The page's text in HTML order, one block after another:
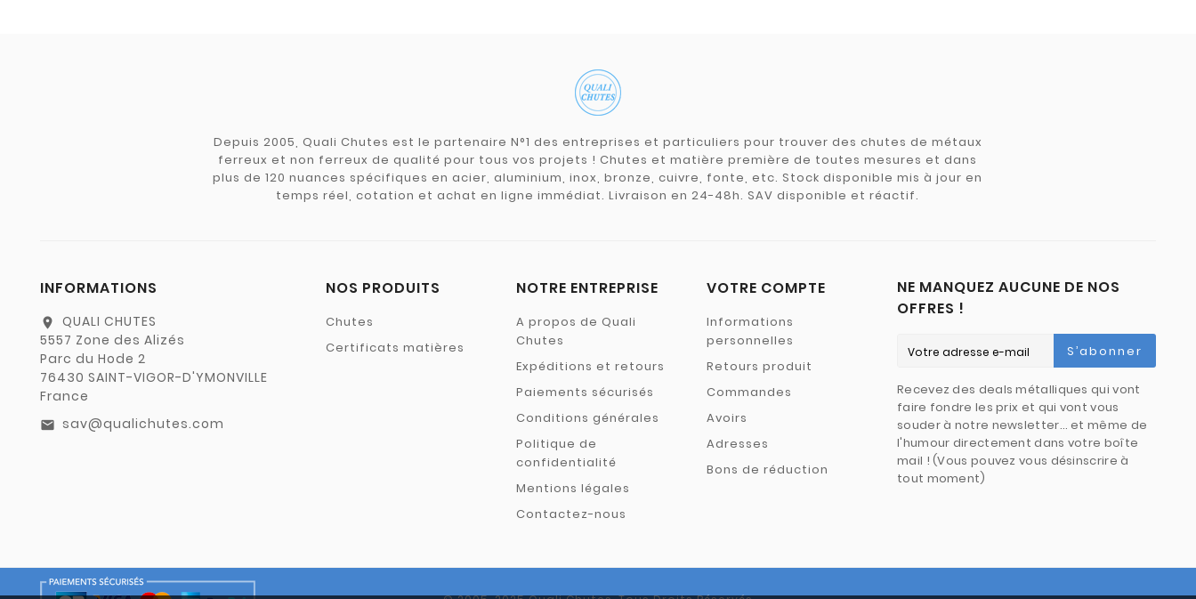
Depuis 2005, Quali Chutes est le partenaire N°1 des entreprises et particuliers pour trouver des chutes de métaux
ferreux et non ferreux de qualité pour tous vos projets ! Chutes et matière première de toutes mesures et dans
plus de 120 nuances spécifiques en acier, aluminium, inox, bronze, cuivre, fonte, etc. Stock disponible mis à jour en
temps réel, cotation et achat en ligne immédiat. Livraison en 24-48h. SAV disponible et réactif.
INFORMATIONS
location_on
QUALI CHUTES
5557 Zone des Alizés
Parc du Hode 2
76430 SAINT-VIGOR-D'YMONVILLE
France
email sav@qualichutes.com
NOS PRODUITS
Chutes
Certificats matières
NOTRE ENTREPRISE
A propos de Quali
Chutes
Expéditions et retours
Paiements sécurisés
Conditions générales
Politique de
confidentialité
Mentions légales
Contactez-nous
VOTRE COMPTE
Informations
personnelles
Retours produit
Commandes
Avoirs
Adresses
Bons de réduction
NE MANQUEZ AUCUNE DE NOS
OFFRES !
S’abonner
Recevez des deals métalliques qui vont
faire fondre les prix et qui vont vous
souder à notre newsletter… et même de
l'humour directement dans votre boîte
mail ! (Vous pouvez vous désinscrire à
tout moment)